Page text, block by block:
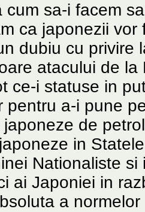
cum sa-i facem
ca japonezii
dubiu cu privire
atacului de
ce-i statuse in
pentru a-i pune
japoneze de
in
Nationaliste
ai Japoniei in
a